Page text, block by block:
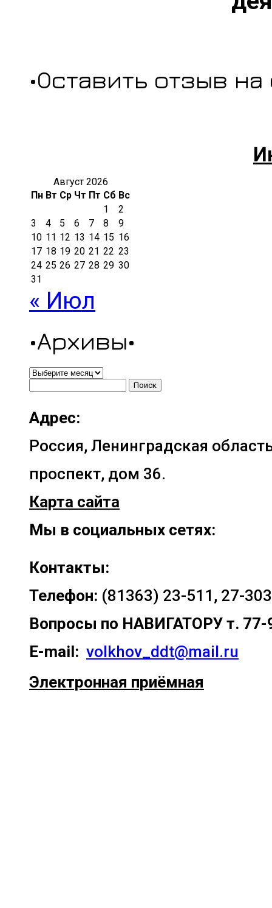
•Оставить отзыв на
Август 2026
Пн Вт Ср Чт Пт Сб Вс
1
2
3
4 5 6 7 8
9
10 11 12 13 14 15 16
17 18 19 20 21 22 23
24 25 26 27 28 29 30
31
« Июл
•Архивы•
•Архивы•
Адрес:
Россия, Ленинградская
проспект, дом 36.
Карта сайта
Мы в социальных сетях:
Контакты:
Телефон: (81363) 23-511, 27-303
Вопросы по НАВИГАТОРУ т. 77-
E-mail: volkhov_ddt@mail.ru
Электронная приёмная